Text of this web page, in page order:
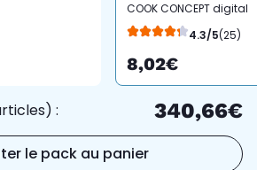
COOK CONCEPT digital
de cuisine 4.3/5(25)
8,02€
: 340,66€
le pack au panier